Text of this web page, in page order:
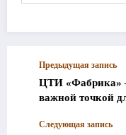
Предыдущая запись
ЦТИ «Фабрика» –
важной точкой
Следующая запись